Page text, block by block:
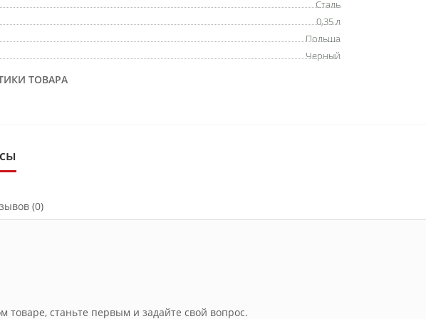
ТОВАРА
Сталь
0,35 л
Польша
Черный
(0)
товаре, станьте первым и задайте свой вопрос.